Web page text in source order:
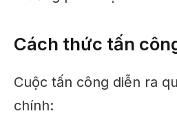
Cách thức tấn
Cuộc tấn công diễn ra
chính: